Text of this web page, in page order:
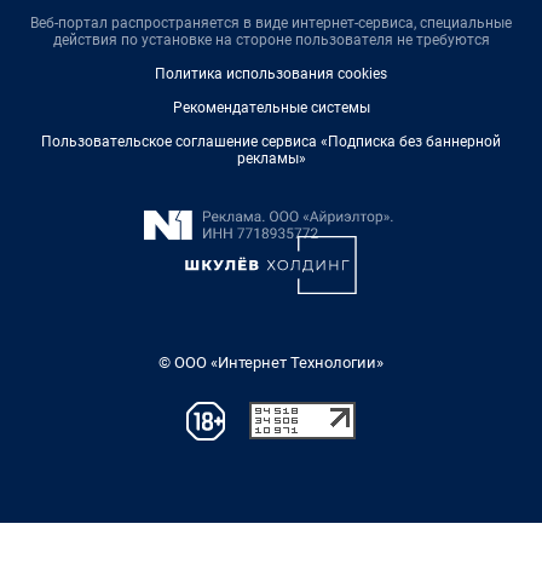
Веб-портал распространяется в виде интернет-сервиса, специальные
действия по установке на стороне пользователя не требуются
Политика использования cookies
Рекомендательные системы
Пользовательское соглашение сервиса «Подписка без баннерной
рекламы»
© ООО «Интернет Технологии»